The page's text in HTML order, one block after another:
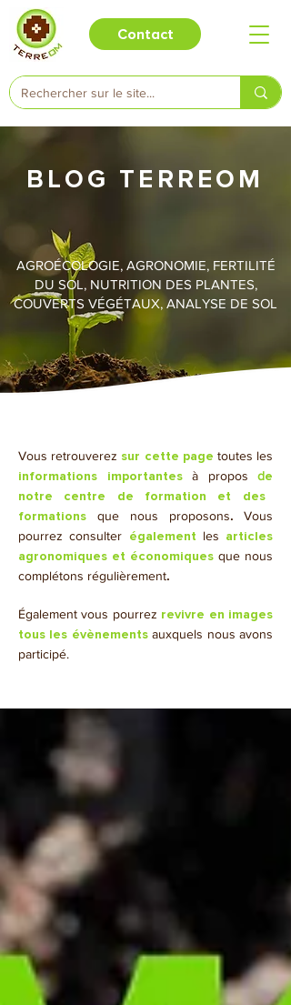
Contact
BLOG TERREOM
AGROÉCOLOGIE, AGRONOMIE, FERTILITÉ
DU SOL, NUTRITION DES PLANTES,
COUVERTS VÉGÉTAUX, ANALYSE DE SOL
Vous retrouverez sur cette page toutes les
informations importantesà propos de
notre centre de formation et des
formations
que nous proposons. Vous
pourrez consulter
également les
articles
agronomiques et économiques que nous
complétons régulièrement.
​Également vous pourrez revivre en images
tous les évènementsauxquels nous avons
participé.